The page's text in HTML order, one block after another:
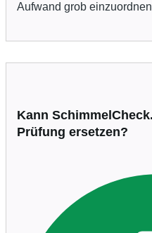
Aufwand grob
Kann
Prüfung ersetzen?